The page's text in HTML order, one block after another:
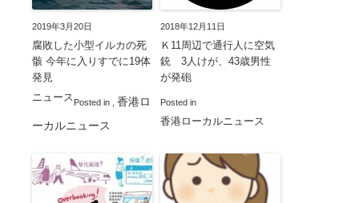
2019年3月20日
腐敗した小型イルカの死
骸 今年に入りすでに19体
発見
Posted in
ニュース
香港ロ
ーカルニュース
2018年12月11日
Ｋ11周辺で通行人に空気
銃 3人けが、43歳男性
が発砲
Posted in
香港ローカルニュース